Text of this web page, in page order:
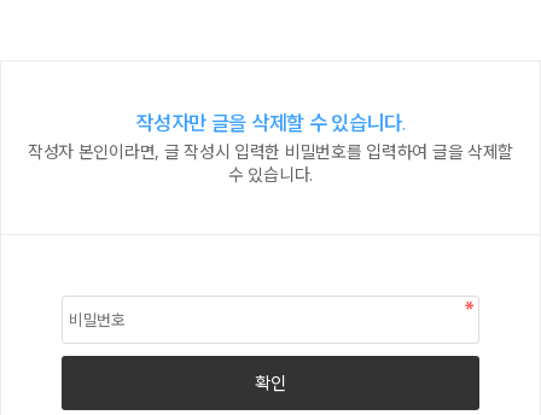
작성자만 글을 삭제할 수 있습니다.
작성자 본인이라면, 글 작성시 입력한 비밀번호를 입력하여 글을 삭제할
수 있습니다.